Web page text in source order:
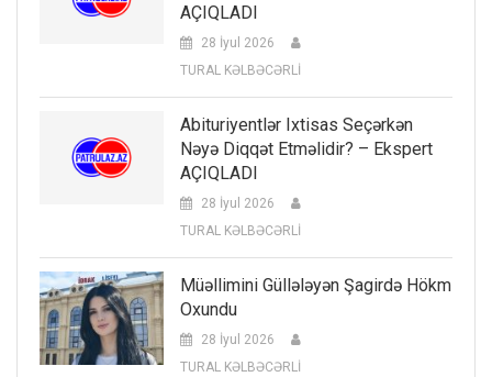
AÇIQLADI
28 İyul 2026
TURAL KƏLBƏCƏRLİ
Abituriyentlər Ixtisas Seçərkən
Nəyə Diqqət Etməlidir? – Ekspert
AÇIQLADI
28 İyul 2026
TURAL KƏLBƏCƏRLİ
Müəllimini Güllələyən Şagirdə Hökm
Oxundu
28 İyul 2026
TURAL KƏLBƏCƏRLİ